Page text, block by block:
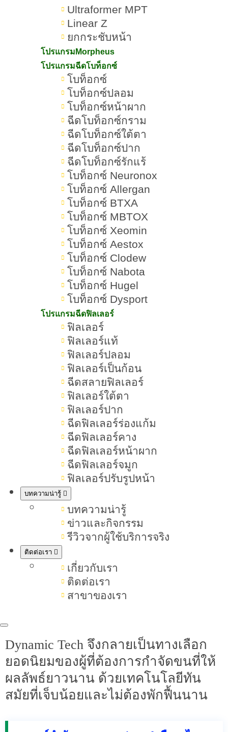
Ultraformer MPT
Linear Z
ยกกระชับหน้า
โปรแกรมMorpheus
โปรแกรมฉีดโบท็อกซ์
โบท็อกซ์
โบท็อกซ์ปลอม
โบท็อกซ์หน้าผาก
ฉีดโบท็อกซ์กราม
ฉีดโบท็อกซ์ใต้ตา
ฉีดโบท็อกซ์ปาก
ฉีดโบท็อกซ์รักแร้
โบท็อกซ์ Neuronox
โบท็อกซ์ Allergan
โบท็อกซ์ BTXA
โบท็อกซ์ MBTOX
โบท็อกซ์ Xeomin
โบท็อกซ์ Aestox
โบท็อกซ์ Clodew
โบท็อกซ์ Nabota
โบท็อกซ์ Hugel
โบท็อกซ์ Dysport
โปรแกรมฉีดฟิลเลอร์
ฟิลเลอร์
ฟิลเลอร์แท้
ฟิลเลอร์ปลอม
ฟิลเลอร์เป็นก้อน
ฉีดสลายฟิลเลอร์
ฟิลเลอร์ใต้ตา
ฟิลเลอร์ปาก
ฉีดฟิลเลอร์ร่องแก้ม
ฉีดฟิลเลอร์คาง
ฉีดฟิลเลอร์หน้าผาก
ฉีดฟิลเลอร์จมูก
ฟิลเลอร์ปรับรูปหน้า
บทความน่ารู้
บทความน่ารู้
ข่าวและกิจกรรม
รีวิวจากผู้ใช้บริการจริง
ติดต่อเรา
เกี่ยวกับเรา
ติดต่อเรา
สาขาของเรา
เลเซอร์กำจัดขน Dynamic Tech
เหมาะกับใคร
เลเซอร์กำจัดขน Dynamic Tech ไม่
เหมาะกับใคร
เลเซอร์กำจัดขน Dynamic Tech
อันตรายไหม
ผลข้างเคียงที่อาจพบของเลเซอร์ขน
Dynamic Tech
การเตรียมตัวก่อนทำเลเซอร์กำจัดขน
Dynamic Tech
การดูแลตัวเองหลังทำเลเซอร์กำจัด
ขน Dynamic Tech
สรุป เลเซอร์กำจัดขน Dynamic
Tech ดีไหม
Dynamic Tech คืออะไร เลเซอร์กำจัดขน กี่
ครั้งเห็นผล
ปัญหาขนเป็นสิ่งที่สร้างความกังวลให้
หลายคน ไม่ว่าจะเป็นขนรักแร้ ขนขา
บิกินี่ที่ทำให้ผิวดูไม่เรียบเนียน
และลดความมั่นใจ การกำจัดขน
วิธีทั่วไปอย่างการโกน ถอน หรือแวกซ์
อาจให้ผลลัพธ์เพียงชั่วคราวและเสี่ยง
ต่อการเกิด ขนคุดผิวหนังไก่ หรือ
ระคายเคือง จึงมีเทคโนโลยีใหม่อย่าง
“เลเซอร์กำจัดขน Dynamic Tech” เข้า
มาช่วยตอบโจทย์ ด้วยระบบเลเซอร์
แบบผสานหลายความยาวคลื่นใน
เครื่องเดียว สามารถทำลายรากขนได้
ลึกทุกระดับ เหมาะกับทุกสภาพผิว และ
ให้ผลลัพธ์ผิวเรียบเนียนกระจ่างใสโดย
Dynamic Tech จึงกลายเป็นทางเลือก
ยอดนิยมของผู้ที่ต้องการกำจัดขนที่ให้
ผลลัพธ์ยาวนาน ด้วยเทคโนโลยีทัน
สมัยที่เจ็บน้อยและไม่ต้องพักฟื้นนาน